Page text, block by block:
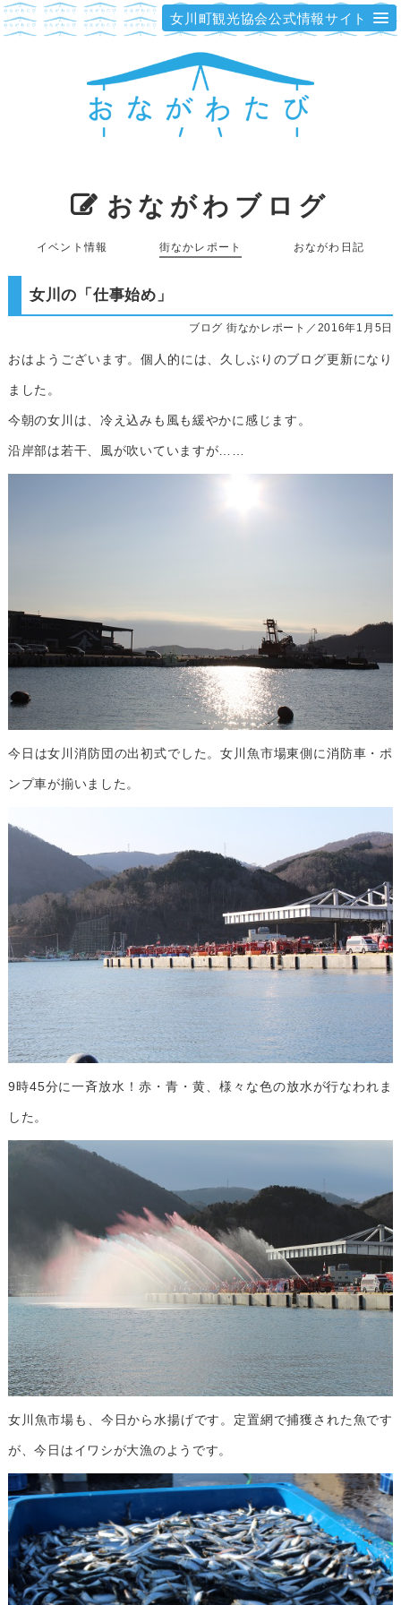
女川町観光協会公式情報サイト
おながわブログ
イベント情報 街なかレポート おながわ日記
女川の「仕事始め」
ブログ 街なかレポート／2016年1月5日
おはようございます。個人的には、久しぶりのブログ更新になり
ました。
今朝の女川は、冷え込みも風も緩やかに感じます。
沿岸部は若干、風が吹いていますが……
今日は女川消防団の出初式でした。女川魚市場東側に消防車・ポ
ンプ車が揃いました。
9時45分に一斉放水！赤・青・黄、様々な色の放水が行なわれま
した。
女川魚市場も、今日から水揚げです。定置網で捕獲された魚です
が、今日はイワシが大漁のようです。